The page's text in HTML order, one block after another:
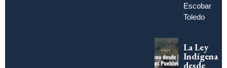
Escobar
Toledo
La Ley
Indígena
desde